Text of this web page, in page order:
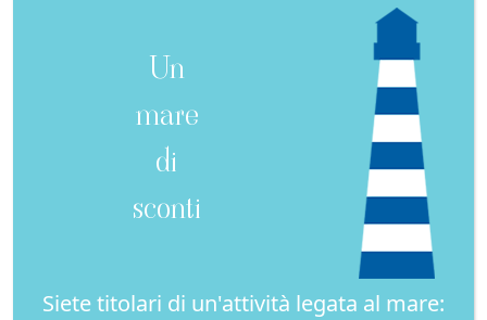
Un
mare
di
sconti
Siete titolari di un'attività legata al mare: